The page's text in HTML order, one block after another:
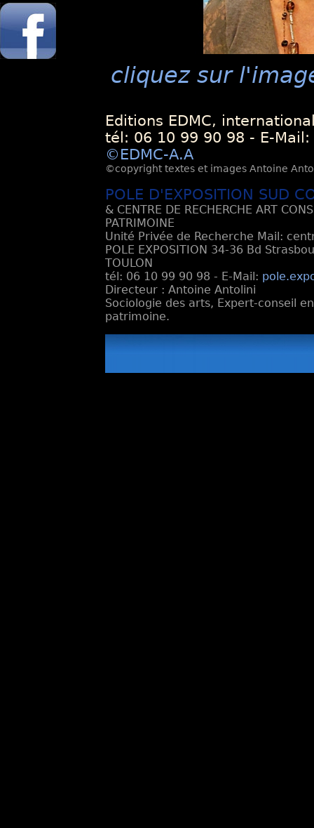
cliquez sur
Editions EDMC,
tél: 06 10 99 90 98 - E-Mail:
©EDMC-A.A
©copyright textes et images Antoine
POLE D'EXPOSITION SUD
& CENTRE DE RECHERCHE ART
PATRIMOINE
Unité Privée de Recherche Mail:
POLE EXPOSITION 34-36 Bd
TOULON
tél: 06 10 99 90 98 - E-Mail:
Directeur : Antoine Antolini
Sociologie des arts, Expert-conseil
patrimoine.